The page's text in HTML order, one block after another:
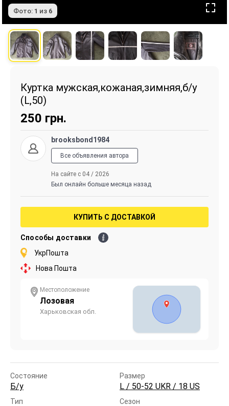
Фото: 1 из 6
Куртка мужская,кожаная,зимняя,б/у
(L,50)
250 грн.
brooksbond1984
Все объявления автора
На сайте с 04 / 2026
Был онлайн больше месяца назад
КУПИТЬ С ДОСТАВКОЙ
Способы доставки
УкрПошта
Нова Пошта
Местоположение
Лозовая
Харьковская обл.
Состояние
Б/у
Размер
L / 50-52 UKR / 18 US
Тип Сезон